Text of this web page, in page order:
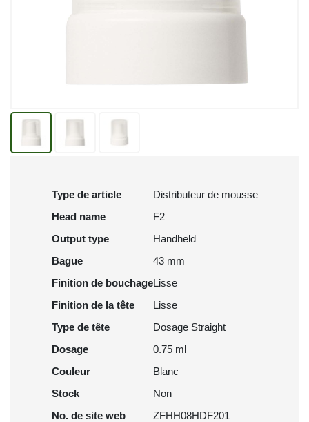
Type de article
Distributeur de mousse
Head name
F2
Output type
Handheld
Bague
43 mm
Finition de bouchageLisse
Finition de la tête
Lisse
Type de tête
Dosage Straight
Dosage
0.75 ml
Couleur
Blanc
Stock
Non
No. de site web
ZFHH08HDF201